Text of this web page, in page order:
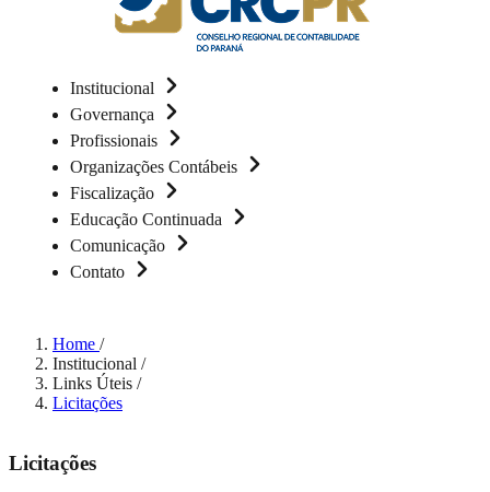
Institucional
Governança
Profissionais
Organizações Contábeis
Fiscalização
Educação Continuada
Comunicação
Contato
Home /
Institucional /
Links Úteis /
Licitações
Licitações